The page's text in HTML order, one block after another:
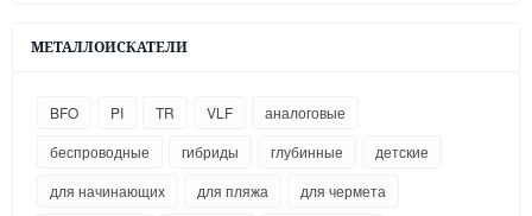
МЕТАЛЛОИСКАТЕЛИ
BFO PI TR VLF
аналоговые
беспроводные
гибриды глубинные
детские
для начинающих
для пляжа
для чермета